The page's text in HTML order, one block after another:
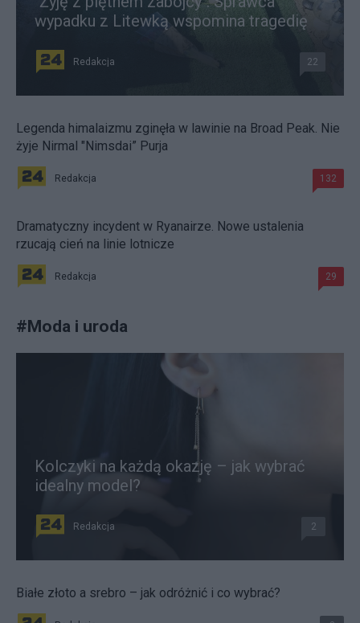
wypadku z Litewką wspomina tragedię
Redakcja 22
Legenda himalaizmu zginęła w lawinie na Broad Peak. Nie
żyje Nirmal "Nimsdai” Purja
Redakcja 132
Dramatyczny incydent w Ryanairze. Nowe ustalenia
rzucają cień na linie lotnicze
Redakcja 29
#Moda i uroda
Kolczyki na każdą okazję – jak wybrać
idealny model?
Redakcja 2
Białe złoto a srebro – jak odróżnić i co wybrać?